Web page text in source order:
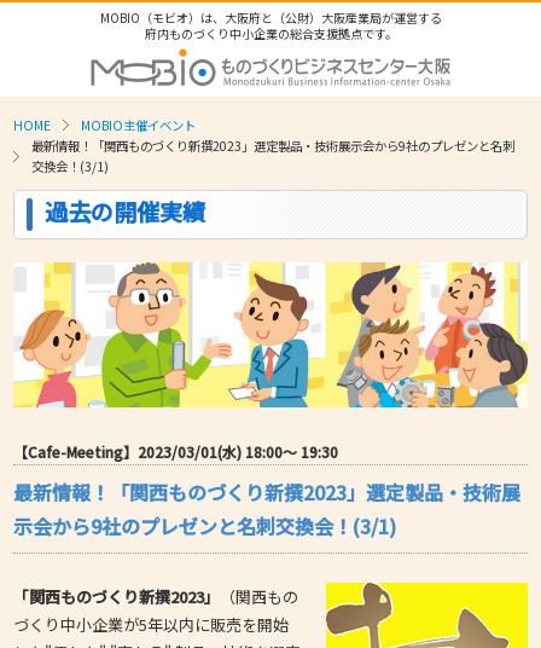
MOBIO（モビオ）は、大阪府と（公財）大阪産業局が運営する
府内ものづくり中小企業の総合支援拠点です。
HOME
MOBIO主催イベント
最新情報！「関西ものづくり新撰2023」選定製品・技術展示会から9社のプレゼンと名刺
交換会！(3/1)
過去の開催実績
【Cafe-Meeting】2023/03/01(水) 18:00〜 19:30
最新情報！「関西ものづくり新撰2023」選定製品・技術展
示会から9社のプレゼンと名刺交換会！(3/1)
「関西ものづくり新撰2023」
（関西もの
づくり中小企業が5年以内に販売を開始